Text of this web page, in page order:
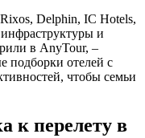
Delphin, IC Hotels,
и
в AnyTour, –
подборки отелей с
чтобы семьи
к перелету в